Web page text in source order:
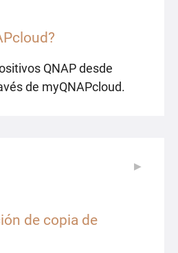
QNAP desde
de myQNAPcloud.
de copia de
▶